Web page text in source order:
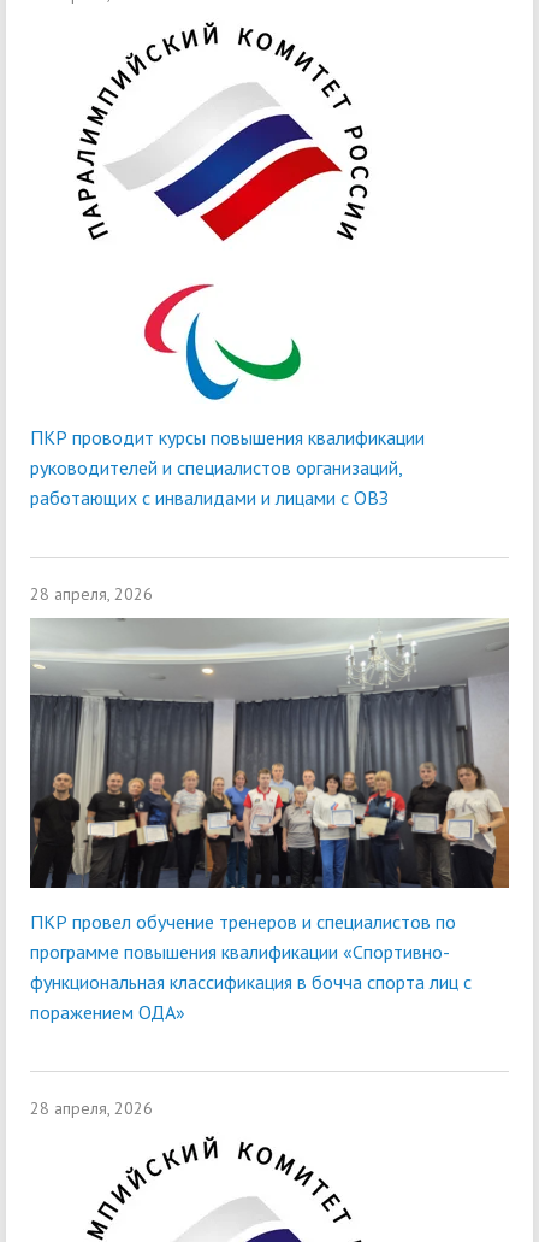
ПКР проводит курсы повышения квалификации
руководителей и специалистов организаций,
работающих с инвалидами и лицами с ОВЗ
28 апреля, 2026
ПКР провел обучение тренеров и специалистов по
программе повышения квалификации «Спортивно-
функциональная классификация в бочча спорта лиц с
поражением ОДА»
28 апреля, 2026